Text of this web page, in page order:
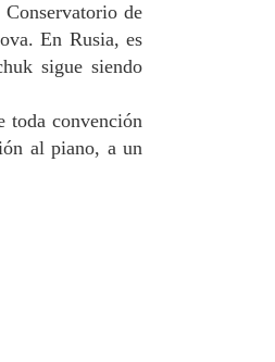
de
En Rusia, es
sigue siendo
toda convención
al piano, a un